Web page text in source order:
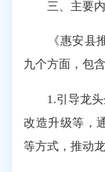
三、主要内
《惠安县推
九个方面，包
1.引导龙头
改造升级等，
等方式，推动